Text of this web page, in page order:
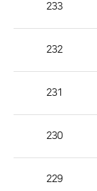
공
233
232
231
230
229